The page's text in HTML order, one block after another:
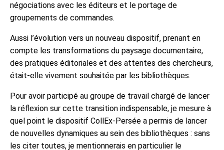
négociations avec les éditeurs et le portage de
groupements de commandes.
Aussi l’évolution vers un nouveau dispositif, prenant en
compte les transformations du paysage documentaire,
des pratiques éditoriales et des attentes des chercheurs,
était-elle vivement souhaitée par les bibliothèques.
Pour avoir participé au groupe de travail chargé de lancer
la réflexion sur cette transition indispensable, je mesure à
quel point le dispositif CollEx-Persée a permis de lancer
de nouvelles dynamiques au sein des bibliothèques : sans
les citer toutes, je mentionnerais en particulier le